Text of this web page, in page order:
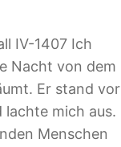
IV-1407 Ich
Nacht von dem
Er stand vor
lachte mich aus.
Menschen